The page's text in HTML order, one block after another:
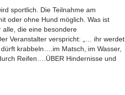
sportlich. Die Teilnahme am
oder ohne Hund möglich. Was ist
alle, die eine besondere
Veranstalter verspricht: „… ihr werdet
krabbeln….im Matsch, im Wasser,
Reifen….ÜBER Hindernisse und